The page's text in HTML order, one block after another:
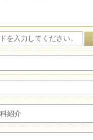
紹介